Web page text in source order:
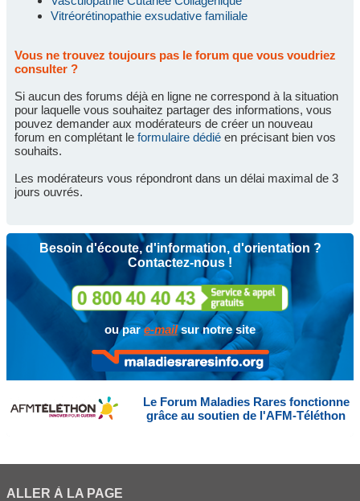
Vitréorétinopathie exsudative familiale
Vous ne trouvez toujours pas le forum que vous voudriez
consulter ?
Si aucun des forums déjà en ligne ne correspond à la situation
pour laquelle vous souhaitez partager des informations, vous
pouvez demander aux modérateurs de créer un nouveau
forum en complétant le formulaire dédié en précisant bien vos
souhaits.
Les modérateurs vous répondront dans un délai maximal de 3
jours ouvrés.
Besoin d'écoute, d'information, d'orientation ?
Contactez-nous !
ou pare-mailsur notre site
Le Forum Maladies Rares fonctionne
grâce au soutien de l'AFM-Téléthon
ALLER À LA PAGE